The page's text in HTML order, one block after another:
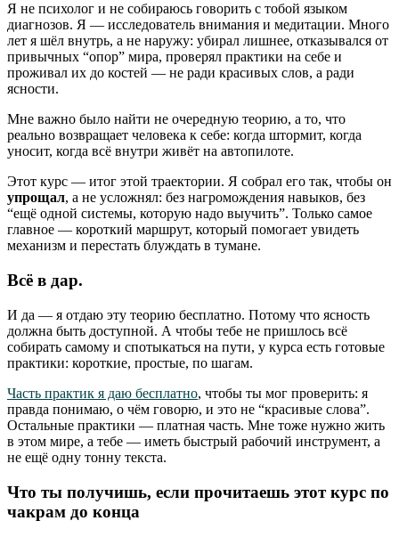
Я не психолог и не собираюсь говорить с тобой языком
диагнозов. Я — исследователь внимания и медитации. Много
лет я шёл внутрь, а не наружу: убирал лишнее, отказывался от
привычных “опор” мира, проверял практики на себе и
проживал их до костей — не ради красивых слов, а ради
ясности.
Мне важно было найти не очередную теорию, а то, что
реально возвращает человека к себе: когда штормит, когда
уносит, когда всё внутри живёт на автопилоте.
Этот курс — итог этой траектории. Я собрал его так, чтобы он
упрощал, а не усложнял: без нагромождения навыков, без
“ещё одной системы, которую надо выучить”. Только самое
главное — короткий маршрут, который помогает увидеть
механизм и перестать блуждать в тумане.
Всё в дар.
И да — я отдаю эту теорию бесплатно. Потому что ясность
должна быть доступной. А чтобы тебе не пришлось всё
собирать самому и спотыкаться на пути, у курса есть готовые
практики: короткие, простые, по шагам.
Часть практик я даю бесплатно, чтобы ты мог проверить: я
правда понимаю, о чём говорю, и это не “красивые слова”.
Остальные практики — платная часть. Мне тоже нужно жить
в этом мире, а тебе — иметь быстрый рабочий инструмент, а
не ещё одну тонну текста.
Что ты получишь, если прочитаешь этот курс по
чакрам до конца